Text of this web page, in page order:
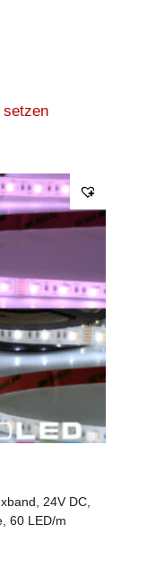
setzen
24V DC,
60 LED/m